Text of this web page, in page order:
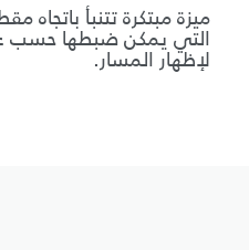
ميزة مبتكرة تتنبأ
التي يمكن ضبطها حسب
لإظهار المسار.